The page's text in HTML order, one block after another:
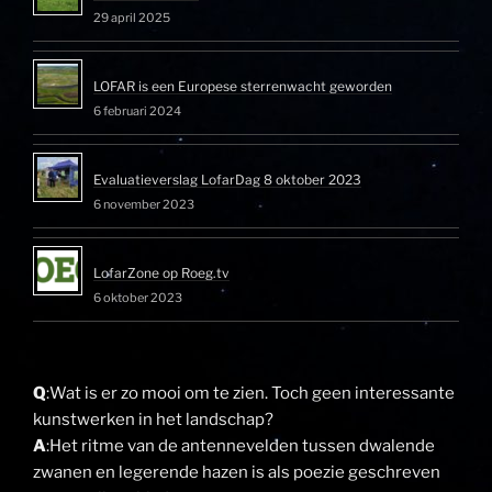
29 april 2025
LOFAR is een Europese sterrenwacht geworden
6 februari 2024
Evaluatieverslag LofarDag 8 oktober 2023
6 november 2023
LofarZone op Roeg.tv
6 oktober 2023
Q:Wat is er zo mooi om te zien. Toch geen interessante
kunstwerken in het landschap?
A:Het ritme van de antennevelden tussen dwalende
zwanen en legerende hazen is als poezie geschreven